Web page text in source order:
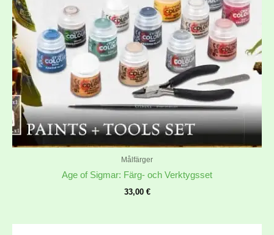
Målfärger
Age of Sigmar: Färg- och Verktygsset
33,00 €